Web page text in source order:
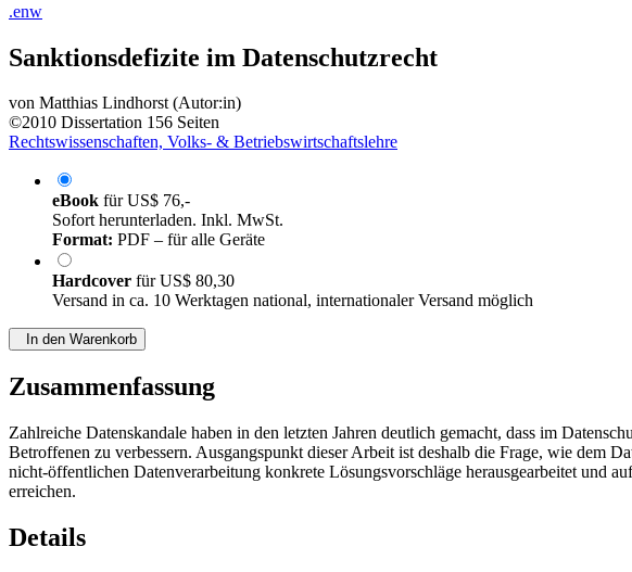
.enw
Sanktionsdefizite im Datenschutzrecht
von Matthias Lindhorst (Autor:in)
©2010 Dissertation 156 Seiten
Rechtswissenschaften, Volks- & Betriebswirtschaftslehre
eBook fürUS$ 76,-
Sofort herunterladen. Inkl. MwSt.
Format: PDF – für alle Geräte
Hardcover fürUS$ 80,30
Versand in ca. 10 Werktagen national, internationaler Versand möglich
In den Warenkorb
Zusammenfassung
Zahlreiche Datenskandale haben in den letzten Jahren deutlich gemacht, dass im
Betroffenen zu verbessern. Ausgangspunkt dieser Arbeit ist deshalb die Frage, wie dem
nicht-öffentlichen Datenverarbeitung konkrete Lösungsvorschläge herausgearbeitet und
erreichen.
Details